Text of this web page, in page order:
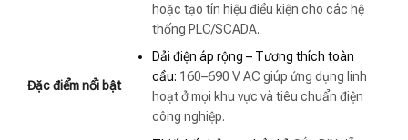
Đặc điểm nổi bật
hoặc tạo tín hiệu điều kiện cho các hệ
thống PLC/SCADA.
Dải điện áp rộng – Tương thích toàn
cầu: 160–690 V AC giúp ứng dụng linh
hoạt ở mọi khu vực và tiêu chuẩn điện
công nghiệp.